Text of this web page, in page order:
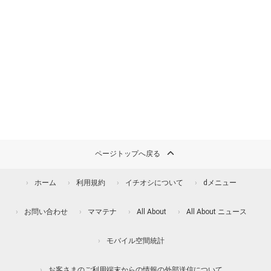
ページトップへ戻る
ホーム 利用規約 イチオシについて dメニュー
お問い合わせ ママテナ All About All About ニュース
モバイル空間統計